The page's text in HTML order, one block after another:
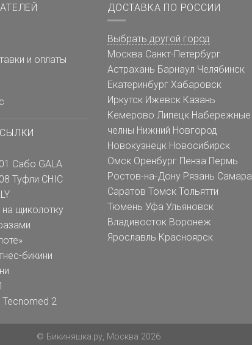
и оплаты
Сабо GALA
Туфли CHIC
щиколотку
бикини
2
ДОСТАВКА ПО РОССИИ
Выбрать другой город
Москва Санкт-Петербург
Астрахань Барнаул Челябинск
Екатеринбург Хабаровск
Иркутск Ижевск Казань
Кемерово Липецк Набережные
челны Нижний Новгород
Новокузнецк Новосибирск
Омск Оренбург Пенза Пермь
Ростов-на-Дону Рязань Самара
Саратов Томск Тольятти
Тюмень Уфа Ульяновск
Владивосток Воронеж
Ярославль Красноярск
© Бикиняшка.ру, Москва 2026